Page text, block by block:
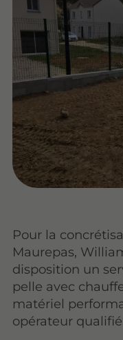
Pour la
Maurepas,
disposition un
pelle avec
matériel
opérateur